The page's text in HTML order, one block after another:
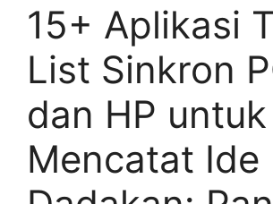
15+ Aplikasi
List Sinkron
dan HP untuk
Mencatat Ide